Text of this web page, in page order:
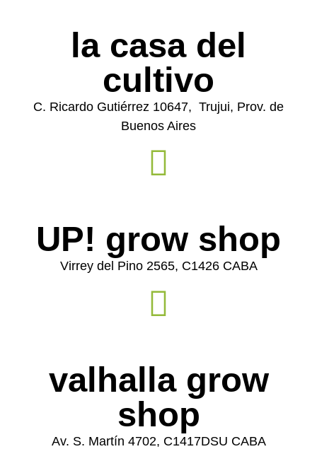
la casa del
cultivo
C. Ricardo Gutiérrez 10647, Trujui, Prov. de
Buenos Aires
UP! grow shop
Virrey del Pino 2565, C1426 CABA
valhalla grow
shop
Av. S. Martín 4702, C1417DSU CABA